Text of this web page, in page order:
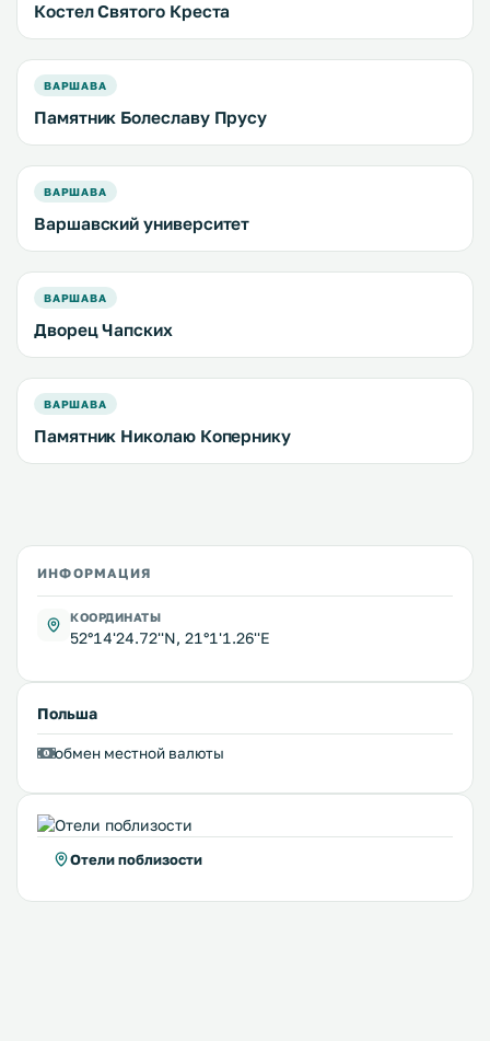
Костел Святого Креста
ВАРШАВА
Памятник Болеславу Прусу
ВАРШАВА
Варшавский университет
ВАРШАВА
Дворец Чапских
ВАРШАВА
Памятник Николаю Копернику
ИНФОРМАЦИЯ
КООРДИНАТЫ
52°14'24.72''N, 21°1'1.26''E
Польша
обмен местной валюты
Отели поблизости